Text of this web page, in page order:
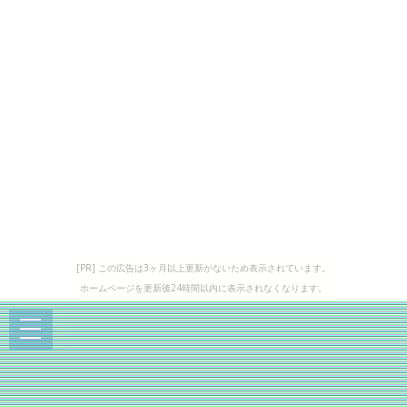
[PR] この広告は3ヶ月以上更新がないため表示されています。
ホームページを更新後24時間以内に表示されなくなります。